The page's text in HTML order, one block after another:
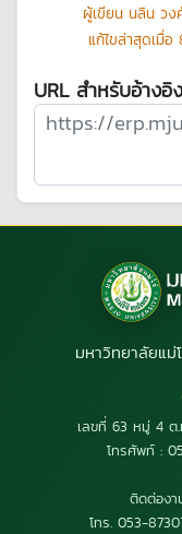
ผู้เขียน นลิน วง
แก้ไขล่าสุดเมื่อ
URL สำหรับอ้าง
มหาวิทยาลัยแม่
เลขที่ 63 หมู่ 4 ต
โทรศัพท์ :
ติดต่องา
โทร. 053-